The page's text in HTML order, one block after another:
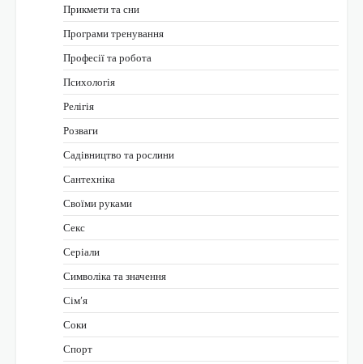
Прикмети та сни
Програми тренування
Професії та робота
Психологія
Релігія
Розваги
Садівництво та рослини
Сантехніка
Своїми руками
Секс
Серіали
Символіка та значення
Сім’я
Соки
Спорт